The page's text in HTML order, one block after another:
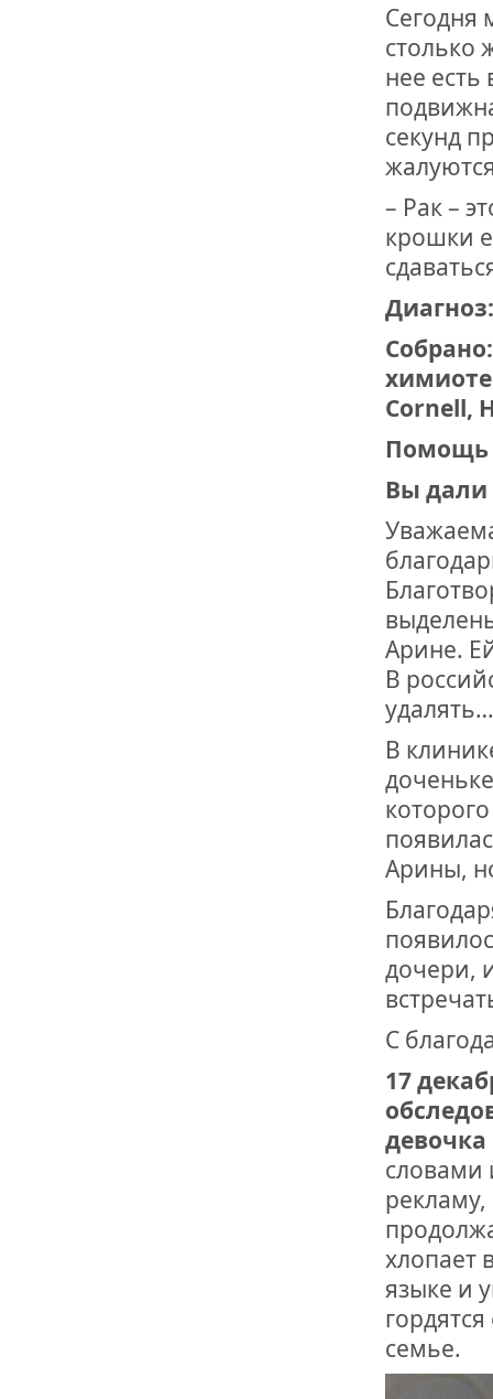
Сегодня
столько
нее
секунд
– Рак –
крошки
Диагноз:
Cornell,
Помощь
Вы дали
Арине.
В
В
Арины,
дочери,
С
17
девочка
словами
рекламу,
хлопает
языке и
семье.